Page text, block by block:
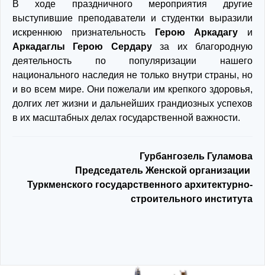
В ходе праздничного мероприятия другие
выступившие преподаватели и студентки выразили
искреннюю признательность
Герою Аркадагу и
Аркадаглы Герою Сердаруза их благородную
деятельность по популяризации нашего
национального наследия не только внутри страны, но
и во всем мире. Они пожелали им крепкого здоровья,
долгих лет жизни и дальнейших грандиозных успехов
в их масштабных делах государственной важности.
Гурбангозель Гуламова
Председатель Женской организации
Туркменского государственного архитектурно-
строительного института